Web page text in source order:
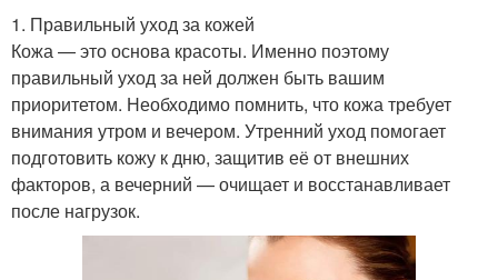
1. Правильный уход за кожей
Кожа — это основа красоты. Именно поэтому
правильный уход за ней должен быть вашим
приоритетом. Необходимо помнить, что кожа требует
внимания утром и вечером. Утренний уход помогает
подготовить кожу к дню, защитив её от внешних
факторов, а вечерний — очищает и восстанавливает
после нагрузок.